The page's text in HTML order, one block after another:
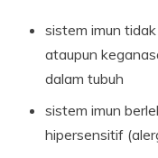
sistem imun
ataupun
dalam tubuh
sistem imun
hipersensitif